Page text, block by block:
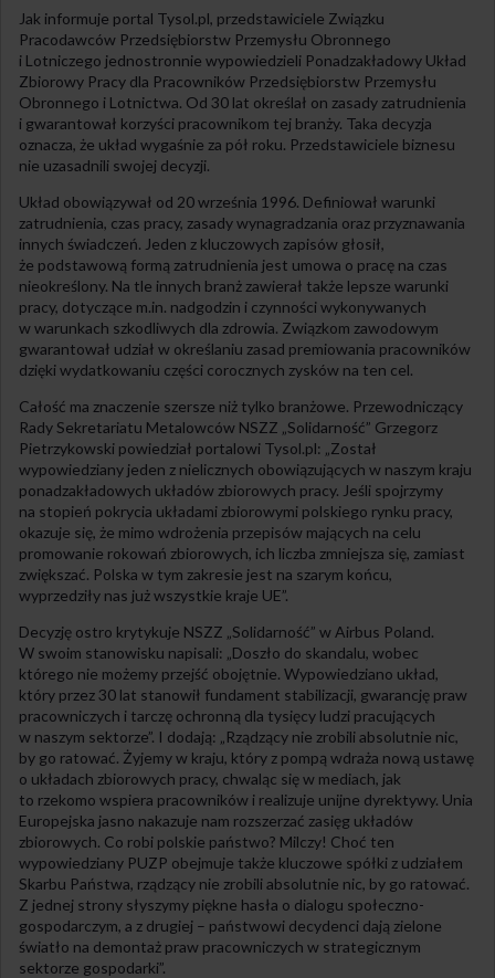
Jak informuje portal Tysol.pl, przedstawiciele Związku
Pracodawców Przedsiębiorstw Przemysłu Obronnego
i Lotniczego jednostronnie wypowiedzieli Ponadzakładowy Układ
Zbiorowy Pracy dla Pracowników Przedsiębiorstw Przemysłu
Obronnego i Lotnictwa. Od 30 lat określał on zasady zatrudnienia
i gwarantował korzyści pracownikom tej branży. Taka decyzja
oznacza, że układ wygaśnie za pół roku. Przedstawiciele biznesu
nie uzasadnili swojej decyzji.
Układ obowiązywał od 20 września 1996. Definiował warunki
zatrudnienia, czas pracy, zasady wynagradzania oraz przyznawania
innych świadczeń. Jeden z kluczowych zapisów głosił,
że podstawową formą zatrudnienia jest umowa o pracę na czas
nieokreślony. Na tle innych branż zawierał także lepsze warunki
pracy, dotyczące m.in. nadgodzin i czynności wykonywanych
w warunkach szkodliwych dla zdrowia. Związkom zawodowym
gwarantował udział w określaniu zasad premiowania pracowników
dzięki wydatkowaniu części corocznych zysków na ten cel.
Całość ma znaczenie szersze niż tylko branżowe. Przewodniczący
Rady Sekretariatu Metalowców NSZZ „Solidarność” Grzegorz
Pietrzykowski powiedział portalowi Tysol.pl: „Został
wypowiedziany jeden z nielicznych obowiązujących w naszym kraju
ponadzakładowych układów zbiorowych pracy. Jeśli spojrzymy
na stopień pokrycia układami zbiorowymi polskiego rynku pracy,
okazuje się, że mimo wdrożenia przepisów mających na celu
promowanie rokowań zbiorowych, ich liczba zmniejsza się, zamiast
zwiększać. Polska w tym zakresie jest na szarym końcu,
wyprzedziły nas już wszystkie kraje UE”.
Decyzję ostro krytykuje NSZZ „Solidarność” w Airbus Poland.
W swoim stanowisku napisali: „Doszło do skandalu, wobec
którego nie możemy przejść obojętnie. Wypowiedziano układ,
który przez 30 lat stanowił fundament stabilizacji, gwarancję praw
pracowniczych i tarczę ochronną dla tysięcy ludzi pracujących
w naszym sektorze”. I dodają: „Rządzący nie zrobili absolutnie nic,
by go ratować. Żyjemy w kraju, który z pompą wdraża nową ustawę
o układach zbiorowych pracy, chwaląc się w mediach, jak
to rzekomo wspiera pracowników i realizuje unijne dyrektywy. Unia
Europejska jasno nakazuje nam rozszerzać zasięg układów
zbiorowych. Co robi polskie państwo? Milczy! Choć ten
wypowiedziany PUZP obejmuje także kluczowe spółki z udziałem
Skarbu Państwa, rządzący nie zrobili absolutnie nic, by go ratować.
Z jednej strony słyszymy piękne hasła o dialogu społeczno-
gospodarczym, a z drugiej – państwowi decydenci dają zielone
światło na demontaż praw pracowniczych w strategicznym
sektorze gospodarki”.